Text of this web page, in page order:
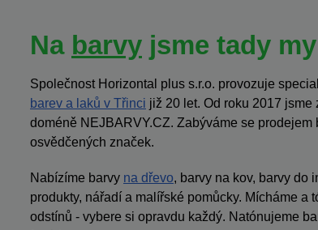
Na barvy jsme tady
Společnost Horizontal plus s.r.o. provozuje
barev a laků v Třinci již 20 let. Od roku 2017
doméně NEJBARVY.CZ. Zabýváme se
osvědčených značek.
Nabízíme barvy na dřevo, barvy na kov, barvy do
produkty, nářadí a malířské pomůcky. Mícháme a
odstínů - vybere si opravdu každý. Natónujeme